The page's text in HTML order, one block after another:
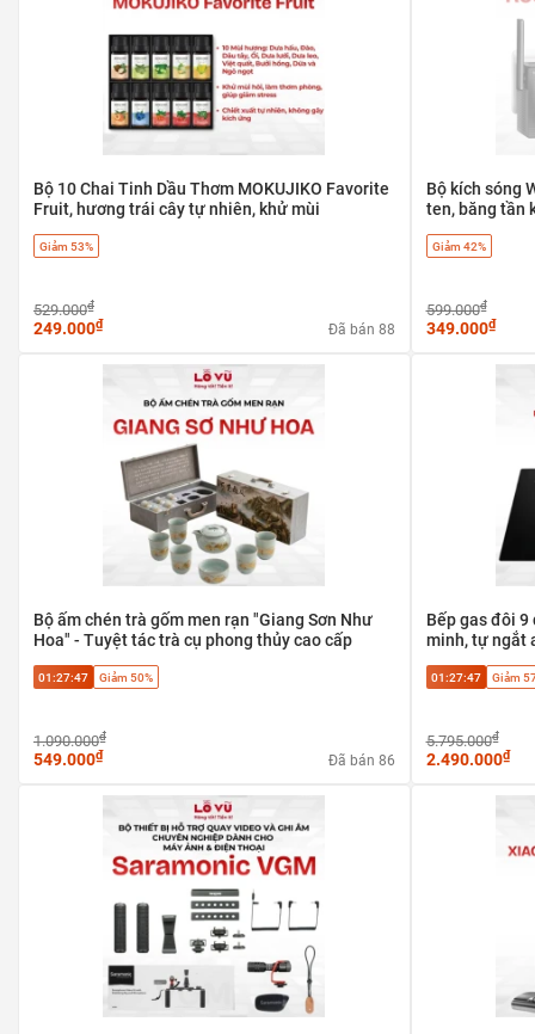
Bộ 10 Chai Tinh Dầu Thơm MOKUJIKO Favorite
Fruit, hương trái cây tự nhiên, khử mùi
Giảm 53%
529.000₫
249.000₫ Đã bán 88
Bộ kích sóng
ten, băng tần
Giảm 42%
599.000₫
349.000₫
Bộ ấm chén trà gốm men rạn "Giang Sơn Như
Hoa" - Tuyệt tác trà cụ phong thủy cao cấp
01:27:47 Giảm 50%
1.090.000₫
549.000₫ Đã bán 86
Bếp gas đôi
minh, tự ngắt
01:27:47 Giảm
5.795.000₫
2.490.000₫